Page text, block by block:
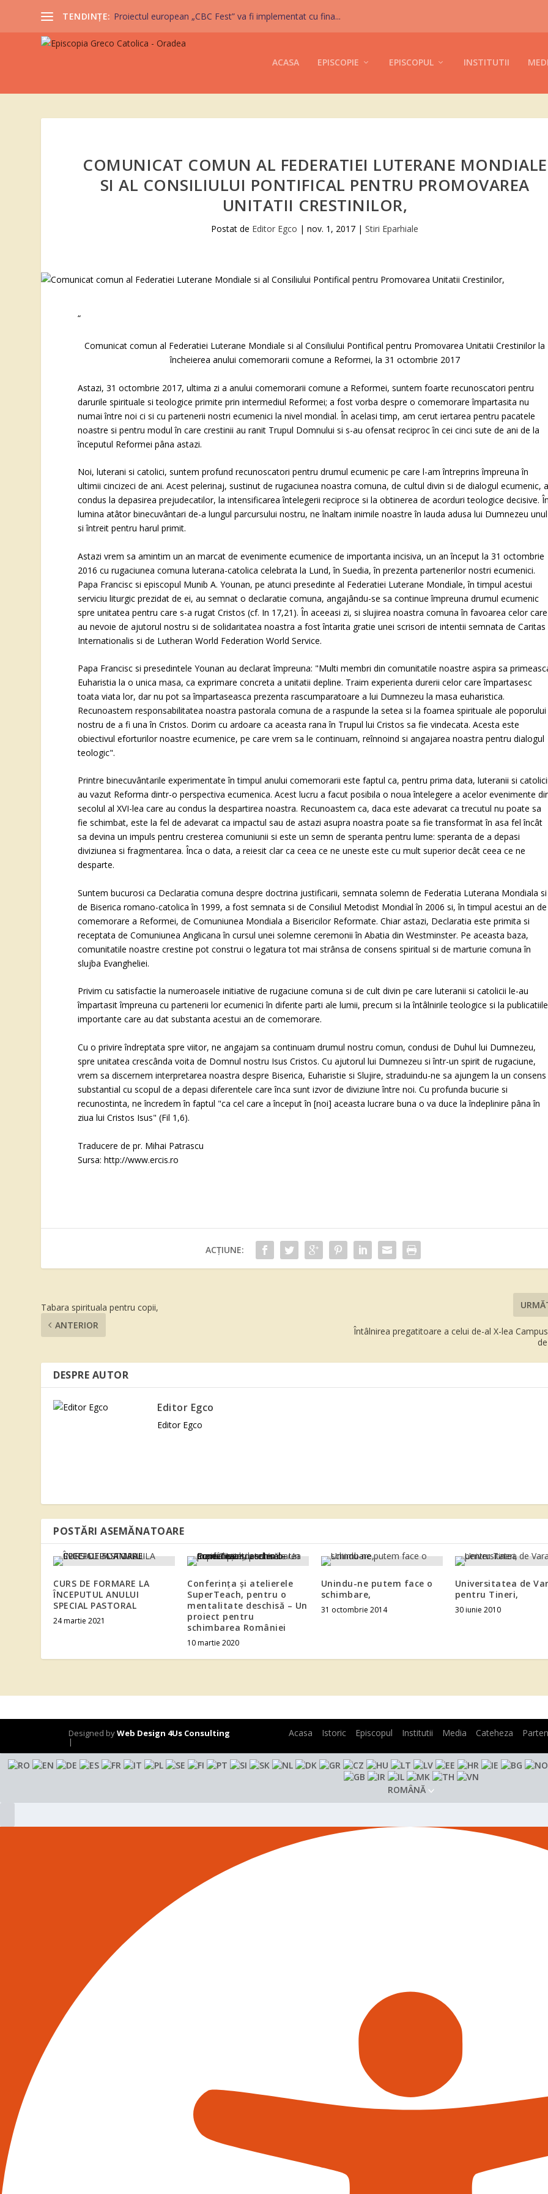
TENDINȚE: Proiectul european „CBC Fest” va fi implementat cu fina...
ACASA EPISCOPIE EPISCOPUL INSTITUTII
COMUNICAT COMUN AL FEDERATIEI LUTERANE MONDIALE
SI AL CONSILIULUI PONTIFICAL PENTRU PROMOVAREA
UNITATII CRESTINILOR,
Postat de Editor Egco |nov. 1, 2017 |Stiri Eparhiale
“
Comunicat comun al Federatiei Luterane Mondiale si al Consiliului Pontifical pentru Promovarea Unitatii Crestinilor la
încheierea anului comemorarii comune a Reformei, la 31 octombrie 2017
Astazi, 31 octombrie 2017, ultima zi a anului comemorarii comune a Reformei, suntem foarte recunoscatori pentru
darurile spirituale si teologice primite prin intermediul Reformei; a fost vorba despre o comemorare împartasita nu
numai între noi ci si cu partenerii nostri ecumenici la nivel mondial. În acelasi timp, am cerut iertarea pentru pacatele
noastre si pentru modul în care crestinii au ranit Trupul Domnului si s-au ofensat reciproc în cei cinci sute de ani de la
începutul Reformei pâna astazi.
Noi, luterani si catolici, suntem profund recunoscatori pentru drumul ecumenic pe care l-am întreprins împreuna în
ultimii cincizeci de ani. Acest pelerinaj, sustinut de rugaciunea noastra comuna, de cultul divin si de dialogul ecumenic,
condus la depasirea prejudecatilor, la intensificarea întelegerii reciproce si la obtinerea de acorduri teologice decisive.
lumina atâtor binecuvântari de-a lungul parcursului nostru, ne înaltam inimile noastre în lauda adusa lui Dumnezeu unul
si întreit pentru harul primit.
Astazi vrem sa amintim un an marcat de evenimente ecumenice de importanta incisiva, un an început la 31 octombrie
2016 cu rugaciunea comuna luterana-catolica celebrata la Lund, în Suedia, în prezenta partenerilor nostri ecumenici.
Papa Francisc si episcopul Munib A. Younan, pe atunci presedinte al Federatiei Luterane Mondiale, în timpul acestui
serviciu liturgic prezidat de ei, au semnat o declaratie comuna, angajându-se sa continue împreuna drumul ecumenic
spre unitatea pentru care s-a rugat Cristos (cf. In 17,21). În aceeasi zi, si slujirea noastra comuna în favoarea celor care
au nevoie de ajutorul nostru si de solidaritatea noastra a fost întarita gratie unei scrisori de intentii semnata de Caritas
Internationalis si de Lutheran World Federation World Service.
Papa Francisc si presedintele Younan au declarat împreuna: "Multi membri din comunitatile noastre aspira sa
Euharistia la o unica masa, ca exprimare concreta a unitatii depline. Traim experienta durerii celor care împartasesc
toata viata lor, dar nu pot sa împartaseasca prezenta rascumparatoare a lui Dumnezeu la masa euharistica.
Recunoastem responsabilitatea noastra pastorala comuna de a raspunde la setea si la foamea spirituale ale poporului
nostru de a fi una în Cristos. Dorim cu ardoare ca aceasta rana în Trupul lui Cristos sa fie vindecata. Acesta este
obiectivul eforturilor noastre ecumenice, pe care vrem sa le continuam, reînnoind si angajarea noastra pentru dialogul
teologic".
Printre binecuvântarile experimentate în timpul anului comemorarii este faptul ca, pentru prima data, luteranii si
au vazut Reforma dintr-o perspectiva ecumenica. Acest lucru a facut posibila o noua întelegere a acelor evenimente
secolul al XVI-lea care au condus la despartirea noastra. Recunoastem ca, daca este adevarat ca trecutul nu poate sa
fie schimbat, este la fel de adevarat ca impactul sau de astazi asupra noastra poate sa fie transformat în asa fel încât
sa devina un impuls pentru cresterea comuniunii si este un semn de speranta pentru lume: speranta de a depasi
diviziunea si fragmentarea. Înca o data, a reiesit clar ca ceea ce ne uneste este cu mult superior decât ceea ce ne
desparte.
Suntem bucurosi ca Declaratia comuna despre doctrina justificarii, semnata solemn de Federatia Luterana Mondiala si
de Biserica romano-catolica în 1999, a fost semnata si de Consiliul Metodist Mondial în 2006 si, în timpul acestui an de
comemorare a Reformei, de Comuniunea Mondiala a Bisericilor Reformate. Chiar astazi, Declaratia este primita si
receptata de Comuniunea Anglicana în cursul unei solemne ceremonii în Abatia din Westminster. Pe aceasta baza,
comunitatile noastre crestine pot construi o legatura tot mai strânsa de consens spiritual si de marturie comuna în
slujba Evangheliei.
Privim cu satisfactie la numeroasele initiative de rugaciune comuna si de cult divin pe care luteranii si catolicii le-au
împartasit împreuna cu partenerii lor ecumenici în diferite parti ale lumii, precum si la întâlnirile teologice si la publicatiile
importante care au dat substanta acestui an de comemorare.
Cu o privire îndreptata spre viitor, ne angajam sa continuam drumul nostru comun, condusi de Duhul lui Dumnezeu,
spre unitatea crescânda voita de Domnul nostru Isus Cristos. Cu ajutorul lui Dumnezeu si într-un spirit de rugaciune,
vrem sa discernem interpretarea noastra despre Biserica, Euharistie si Slujire, straduindu-ne sa ajungem la un consens
substantial cu scopul de a depasi diferentele care înca sunt izvor de diviziune între noi. Cu profunda bucurie si
recunostinta, ne încredem în faptul "ca cel care a început în [noi] aceasta lucrare buna o va duce la îndeplinire pâna în
ziua lui Cristos Isus" (Fil 1,6).
Traducere de pr. Mihai Patrascu
Sursa: http://www.ercis.ro
ACȚIUNE:
Tabara spirituala pentru copii,
ANTERIOR
Întâlnirea pregatitoare a celui de-al X-lea
DESPRE AUTOR
Editor Egco
Editor Egco
POSTĂRI ASEMĂNATOARE
CURS DE FORMARE LA
ÎNCEPUTUL ANULUI
SPECIAL PASTORAL
24 martie 2021
Conferința și atelierele
SuperTeach, pentru o
mentalitate deschisă – Un
proiect pentru
schimbarea României
10 martie 2020
Unindu-ne putem face o
schimbare,
31 octombrie 2014
Universitatea de
pentru Tineri,
30 iunie 2010
Designed byWeb Design 4Us Consulting
|
Acasa Istoric Episcopul Institutii Media Cateheza
ROMÂNĂ